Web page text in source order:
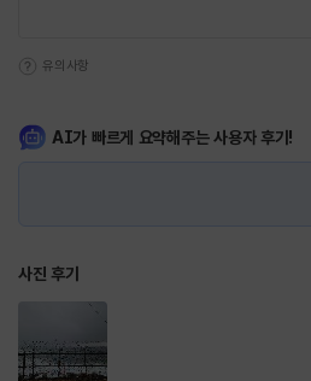
유의사항
AI가 빠르게 요약해주는 사용자 후기!
사진 후기